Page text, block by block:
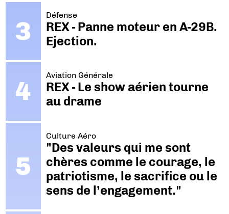
Défense
REX - Panne moteur en A-29B.
Ejection.
Aviation Générale
REX - Le show aérien tourne
au drame
Culture Aéro
"Des valeurs qui me sont
chères comme le courage, le
patriotisme, le sacrifice ou le
sens de l’engagement."